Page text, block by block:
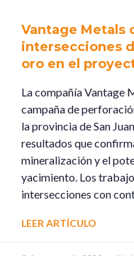
Vantage Metals
intersecciones
oro en el
La compañía Vantage
campaña de
la provincia de San
resultados que
mineralización y el
yacimiento. Los
intersecciones con
LEER ARTÍCULO